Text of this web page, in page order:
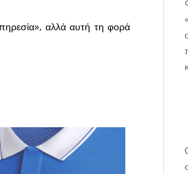
αλλά αυτή τη φορά